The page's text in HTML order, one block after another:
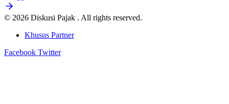
© 2026 Diskusi Pajak . All rights reserved.
Khusus Partner
Facebook Twitter